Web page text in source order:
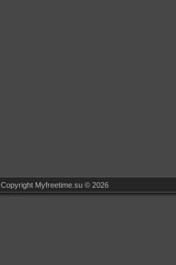
Copyright Myfreetime.su © 2026